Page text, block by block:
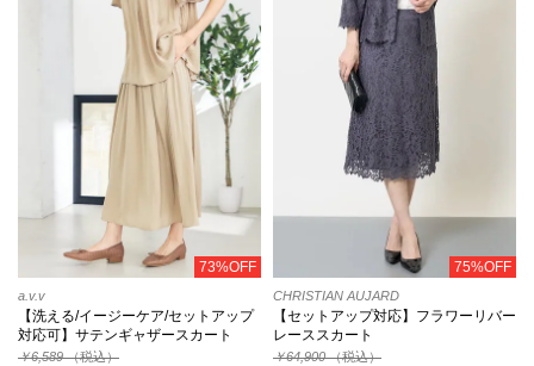
73%OFF
a.v.v
【洗える/イージーケア/セットアップ
対応可】サテンギャザースカート
￥6,589（税込）
75%OFF
CHRISTIAN AUJARD
【セットアップ対応】フラワーリバー
レーススカート
￥64,900（税込）